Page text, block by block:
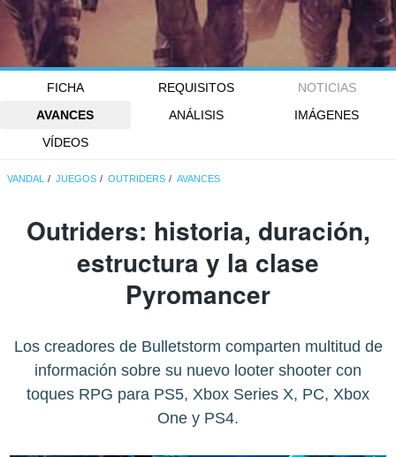
FICHA REQUISITOS
NOTICIAS
AVANCES
ANÁLISIS
IMÁGENES
VÍDEOS
VANDAL JUEGOS OUTRIDERS AVANCES
Outriders: historia, duración,
estructura y la clase
Pyromancer
Los creadores de Bulletstorm comparten multitud de
información sobre su nuevo looter shooter con
toques RPG para PS5, Xbox Series X, PC, Xbox
One y PS4.